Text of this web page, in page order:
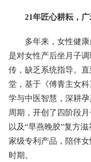
21年匠心耕耘，
多年来，女性健
是对女性产后坐月子
传，缺乏系统指导。
堂，基于《傅青主女
学与中医智慧，深耕
周期，开创了四阶段
以及“早燕晚胶”复方
家级专利产品，陪伴
时期。